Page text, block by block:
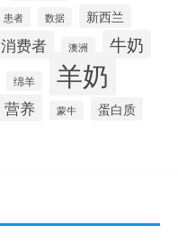
患者 数据 新西兰
消费者 澳洲 牛奶
绵羊 羊奶
营养 蒙牛 蛋白质